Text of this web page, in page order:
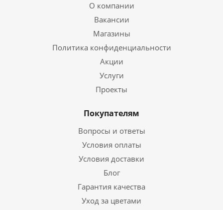
О компании
Вакансии
Магазины
Политика конфиденциальности
Акции
Услуги
Проекты
Покупателям
Вопросы и ответы
Условия оплаты
Условия доставки
Блог
Гарантия качества
Уход за цветами